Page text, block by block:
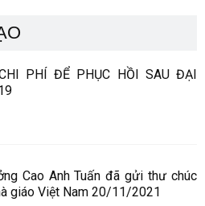
PHÍ ĐỂ PHỤC HỒI SAU ĐẠI
Cao Anh Tuấn đã gửi thư chúc
giáo Việt Nam 20/11/2021